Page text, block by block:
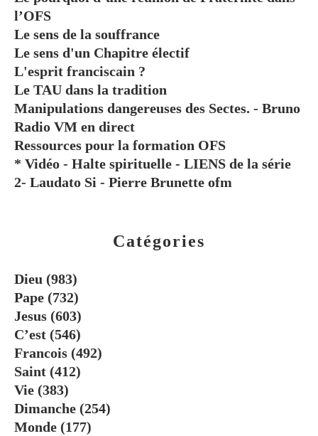
Catégories
Dieu (983)
Pape (732)
Jesus (603)
C’est (546)
Francois (492)
Saint (412)
Vie (383)
Dimanche (254)
Monde (177)
l’OFS
Le sens de la souffrance
Le sens d'un Chapitre électif
L'esprit franciscain ?
Le TAU dans la tradition
Manipulations dangereuses des Sectes. - Bruno
Radio VM en direct
Ressources pour la formation OFS
* Vidéo - Halte spirituelle - LIENS de la série
2- Laudato Si - Pierre Brunette ofm